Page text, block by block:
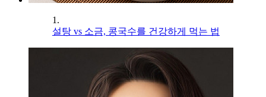
1.
설탕 vs 소금, 콩국수를 건강하게 먹는 법